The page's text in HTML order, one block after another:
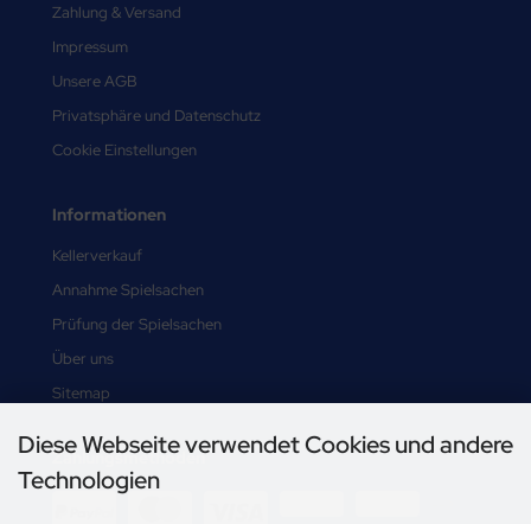
Zahlung & Versand
Impressum
Unsere AGB
Privatsphäre und Datenschutz
Cookie Einstellungen
Informationen
Kellerverkauf
Annahme Spielsachen
Prüfung der Spielsachen
Über uns
Sitemap
Zahlungsmethoden
Diese Webseite verwendet Cookies und andere
Technologien